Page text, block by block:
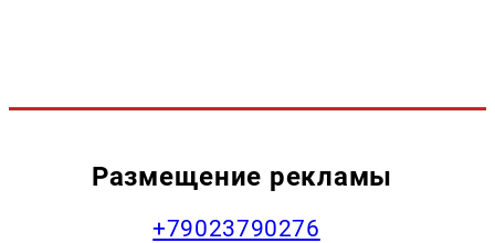
Размещение рекламы
+79023790276